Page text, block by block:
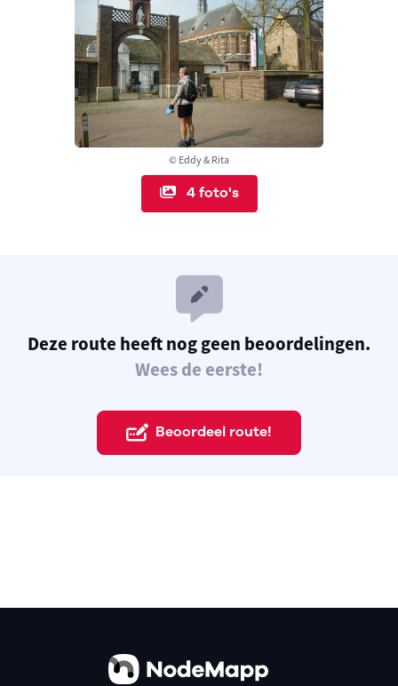
© Eddy & Rita
4 foto's
Deze route heeft nog geen beoordelingen.
Wees de eerste!
Beoordeel route!